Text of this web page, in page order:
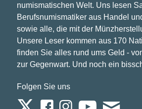
numismatischen Welt. Uns lesen
Berufsnumismatiker aus Handel
sowie alle, die mit der
Unsere Leser kommen aus 170
finden Sie alles rund ums Geld -
zur Gegenwart. Und noch ein
Folgen Sie uns